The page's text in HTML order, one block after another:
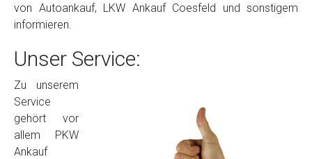
von Autoankauf, LKW Ankauf Coesfeld und sonstigem
informieren.
Unser Service:
Zu unserem
Service
gehört vor
allem PKW
Ankauf